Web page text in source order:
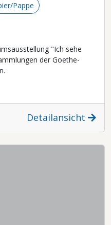
Pappe
"Ich sehe
der Goethe-
Detailansicht